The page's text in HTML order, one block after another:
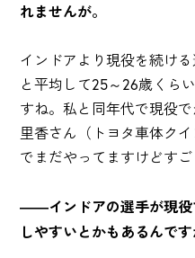
れませんが。
インドアより現役を続け
と平均して25～26歳くら
すね。私と同年代で現役
里香さん（トヨタ車体ク
でまだやってますけどすご
――インドアの選手が現役
しやすいとかもあるんです